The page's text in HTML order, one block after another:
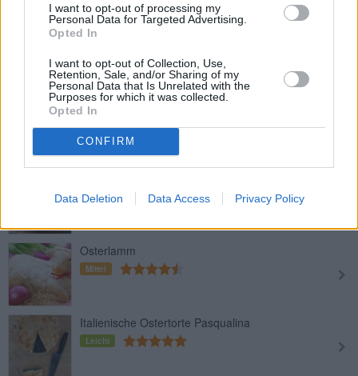
I want to opt-out of processing my
Personal Data for Targeted Advertising.
Opted In
I want to opt-out of Collection, Use,
Retention, Sale, and/or Sharing of my
Personal Data that Is Unrelated with the
Purposes for which it was collected.
Opted In
CONFIRM
Data Deletion Data Access Privacy Policy
Osterschinken im Brotteig
Hefe - Osterhase / Grundrezept für
Leicht
Leicht
Osterlamm
Mittel
Italienische Ostertorte Pasqualina
Leicht